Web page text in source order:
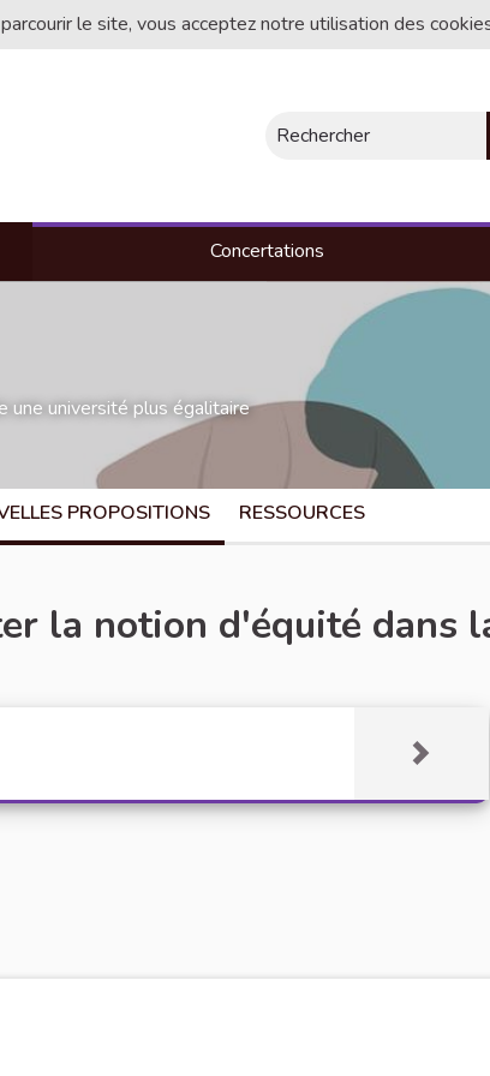
le site, vous acceptez notre utilisation des
Rechercher
Concertations
une université plus égalitaire
PROPOSITIONS RESSOURCES
la notion d'équité dans